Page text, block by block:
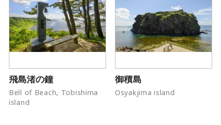
飛島渚の鐘
Bell of Beach, Tobishima
island
御積島
Osyakjima island